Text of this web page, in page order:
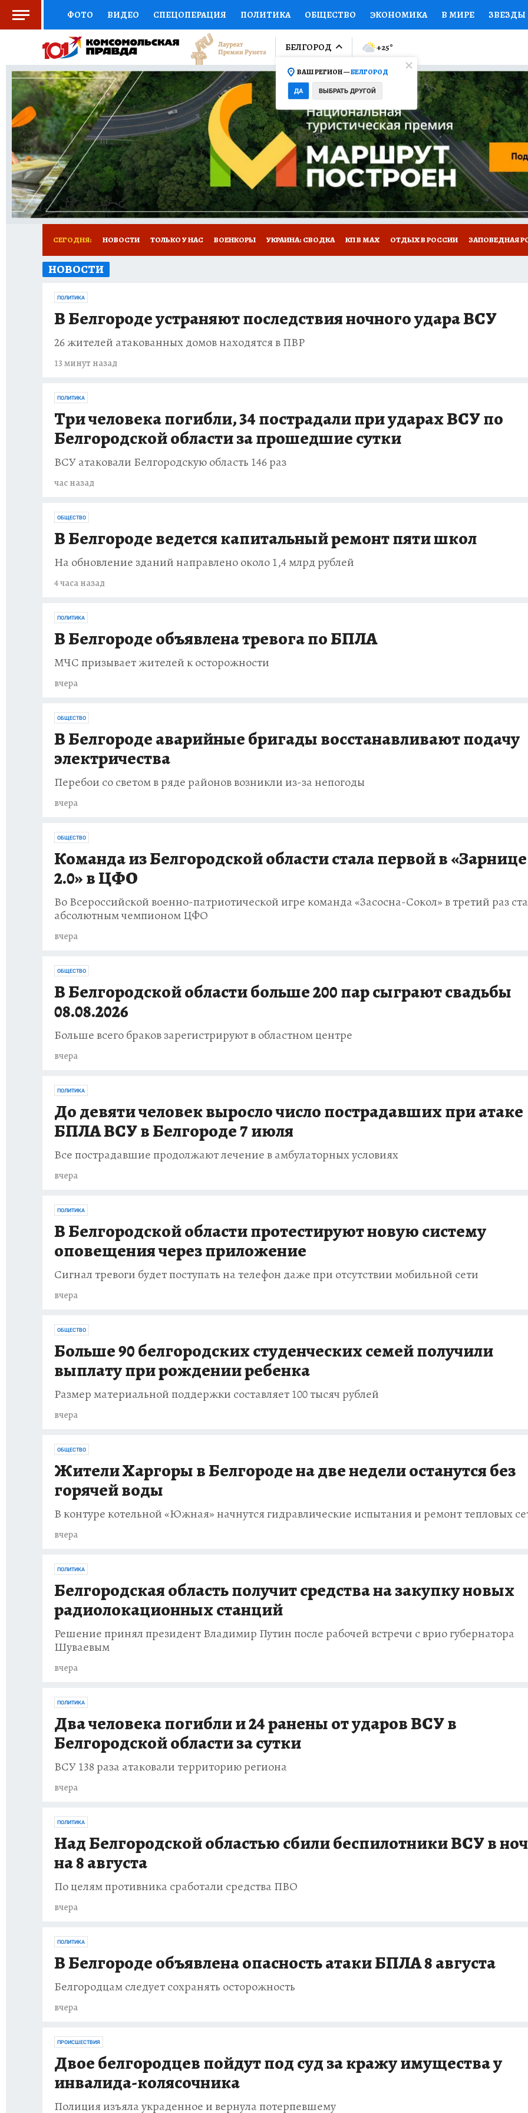
ФОТО ВИДЕО СПЕЦОПЕРАЦИЯ ПОЛИТИКА ОБЩЕСТВО ЭКОНОМИКА В МИРЕ ЗВЕЗДЫ
СОЦПОДДЕРЖКА НАУКА СПОРТ КОЛУМНИСТЫ ПРОИСШЕСТВИЯ
ВЫБОР ЭКСПЕРТОВ ДОКТОР ФИНАНСЫ ОТКРЫВАЕМ МИР Я ЗНАЮ СЕМЬЯ ЖЕНСКИЕ
КНИЖНАЯ ПОЛКА ПРОГНОЗЫ НА СПОРТ ПРОМОКОДЫ СЕРИАЛЫ СПЕЦПРОЕКТЫ
ПРЕСС-ЦЕНТР НЕДВИЖИМОСТЬ ТЕЛЕВИЗОР КОЛЛЕКЦИИ КОНКУРСЫ РАБОТА У НАС
РАДИО КП РЕКЛАМА ТЕСТЫ НОВОЕ НА САЙТЕ
БЕЛГОРОД
ВАШ РЕГИОН —БЕЛГОРОД
ДА ВЫБРАТЬ ДРУГОЙ
+25°
СЕГОДНЯ: НОВОСТИ ТОЛЬКО У НАС ВОЕНКОРЫ УКРАИНА: СВОДКА КП В МАХ ОТДЫХ В РОССИИ ЗАПОВЕДНАЯ
ИСПЫТАНО НА СЕБЕ
НОВОСТИ
ПОЛИТИКА
В Белгороде устраняют последствия ночного удара ВСУ
26 жителей атакованных домов находятся в ПВР
13 минут назад
ПОЛИТИКА
Три человека погибли, 34 пострадали при ударах ВСУ по
Белгородской области за прошедшие сутки
ВСУ атаковали Белгородскую область 146 раз
час назад
ОБЩЕСТВО
В Белгороде ведется капитальный ремонт пяти школ
На обновление зданий направлено около 1,4 млрд рублей
4 часа назад
ПОЛИТИКА
В Белгороде объявлена тревога по БПЛА
МЧС призывает жителей к осторожности
вчера
ОБЩЕСТВО
В Белгороде аварийные бригады восстанавливают подачу
электричества
Перебои со светом в ряде районов возникли из-за непогоды
вчера
ОБЩЕСТВО
Команда из Белгородской области стала первой в «Зарнице
2.0» в ЦФО
Во Всероссийской военно-патриотической игре команда «Засосна-Сокол» в третий раз
абсолютным чемпионом ЦФО
вчера
ОБЩЕСТВО
В Белгородской области больше 200 пар сыграют свадьбы
08.08.2026
Больше всего браков зарегистрируют в областном центре
вчера
ПОЛИТИКА
До девяти человек выросло число пострадавших при атаке
БПЛА ВСУ в Белгороде 7 июля
Все пострадавшие продолжают лечение в амбулаторных условиях
вчера
ПОЛИТИКА
В Белгородской области протестируют новую систему
оповещения через приложение
Сигнал тревоги будет поступать на телефон даже при отсутствии мобильной сети
вчера
ОБЩЕСТВО
Больше 90 белгородских студенческих семей получили
выплату при рождении ребенка
Размер материальной поддержки составляет 100 тысяч рублей
вчера
ОБЩЕСТВО
Жители Харгоры в Белгороде на две недели останутся без
горячей воды
В контуре котельной «Южная» начнутся гидравлические испытания и ремонт тепловых
вчера
ПОЛИТИКА
Белгородская область получит средства на закупку новых
радиолокационных станций
Решение принял президент Владимир Путин после рабочей встречи с врио губернатора
Шуваевым
вчера
ПОЛИТИКА
Два человека погибли и 24 ранены от ударов ВСУ в
Белгородской области за сутки
ВСУ 138 раза атаковали территорию региона
вчера
ПОЛИТИКА
Над Белгородской областью сбили беспилотники ВСУ в
на 8 августа
По целям противника сработали средства ПВО
вчера
ПОЛИТИКА
В Белгороде объявлена опасность атаки БПЛА 8 августа
Белгородцам следует сохранять осторожность
вчера
ПРОИСШЕСТВИЯ
Двое белгородцев пойдут под суд за кражу имущества у
инвалида-колясочника
Полиция изъяла украденное и вернула потерпевшему